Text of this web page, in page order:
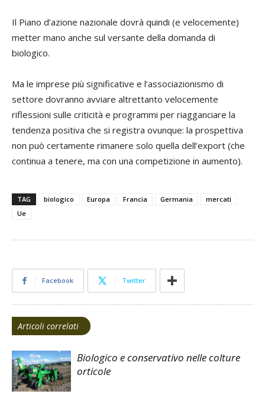
Il Piano d’azione nazionale dovrà quindi (e velocemente)
metter mano anche sul versante della domanda di
biologico.
Ma le imprese più significative e l’associazionismo di
settore dovranno avviare altrettanto velocemente
riflessioni sulle criticità e programmi per riagganciare la
tendenza positiva che si registra ovunque: la prospettiva
non può certamente rimanere solo quella dell’export (che
continua a tenere, ma con una competizione in aumento).
TAG biologico Europa Francia Germania
mercati
Ue
Facebook Twitter
Articoli correlati
Biologico e conservativo nelle colture
orticole